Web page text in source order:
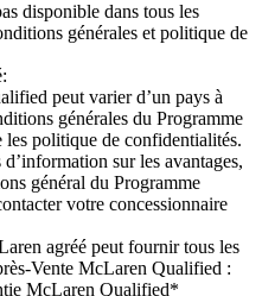
disponible dans tous les
générales et politique de
peut varier d’un pays à
générales du Programme
politique de confidentialités.
sur les avantages,
général du Programme
votre concessionnaire
agréé peut fournir tous les
Vente McLaren Qualified :
McLaren Qualified*